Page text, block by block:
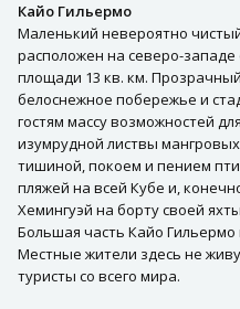
Кайо Гильермо
Маленький невероятно
расположен на северо-
площади 13 кв. км.
белоснежное побережье и
гостям массу возможностей
изумрудной листвы
тишиной, покоем и пением
пляжей на всей Кубе и,
Хемингуэй на борту своей
Большая часть Кайо Гильермо
Местные жители здесь не
туристы со всего мира.